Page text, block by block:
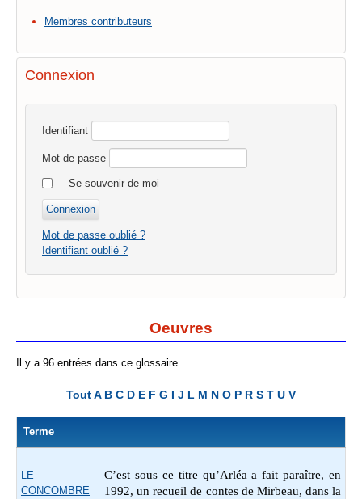
Membres contributeurs
Connexion
Identifiant
Mot de passe
Se souvenir de moi
Mot de passe oublié ?
Identifiant oublié ?
Oeuvres
Il y a 96 entrées dans ce glossaire.
ToutA B C D E F G I J L M N O P R S T U V
Terme
LE
CONCOMBRE
C’est sous ce titre qu’Arléa a fait paraître, en
1992, un recueil de contes de Mirbeau, dans la